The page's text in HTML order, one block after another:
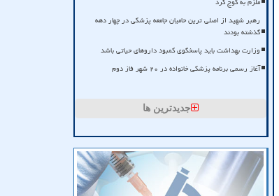
رهبر شهید از اصلی ترین حامیان جامعه پزشکی در چهار دهه
گذشته بودند
وزارت بهداشت باید پاسخگوی کمبود داروهای حیاتی باشد
آغاز رسمی برنامه پزشکی خانواده در ۲۰ شهر فاز دوم
جدیدترین ها